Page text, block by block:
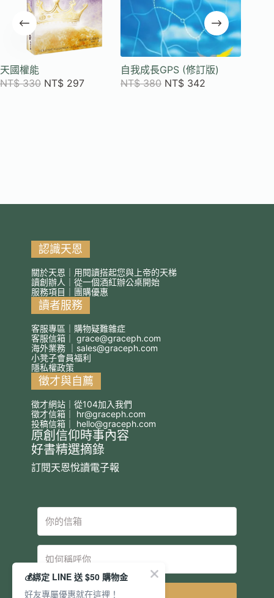
天國權能
NT$330 NT$ 297
自我成長GPS (修訂版)
NT$380 NT$ 342
認識天恩
關於天恩｜用閱讀搭起您與上帝的天梯
讀創辦人｜從一個酒紅辦公桌開始
服務項目｜團購優惠
讀者服務
客服專區｜購物疑難雜症
客服信箱｜ grace@graceph.com
海外業務 ｜ sales@graceph.com
小凳子會員福利
隱私權政策
徵才與自薦
徵才網站｜從104加入我們
徵才信箱｜ hr@graceph.com
投稿信箱｜ hello@graceph.com
原創信仰時事內容
好書精選摘錄
訂閱天恩悅讀電子報
💰綁定 LINE 送 $50 購物金
好友專屬優惠就在這裡！